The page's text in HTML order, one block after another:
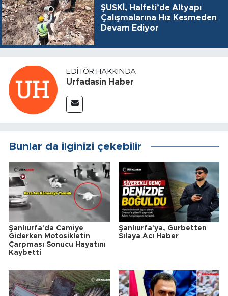
ŞUSKİ, Halfeti’de Altyapı
Çalışmalarına Hız Kesmeden
Devam Ediyor
EDITÖR HAKKINDA
Urfadasin Haber
Bunlar da ilginizi çekebilir
Şanlıurfa'da Camiye
Giderken Motosikletin
Çarpması Sonucu Hayatını
Kaybetti
Şanlıurfa'ya, Gurbetten
Sılaya Acı Haber